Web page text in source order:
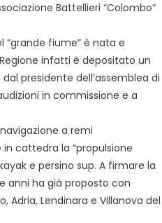
Battellieri “Colombo”
“grande fiume” è nata e
infatti è depositato un
presidente dell’assemblea di
in commissione e a
a remi
cattedra la “propulsione
e persino sup. A firmare la
anni ha già proposto con
Adria, Lendinara e Villanova del